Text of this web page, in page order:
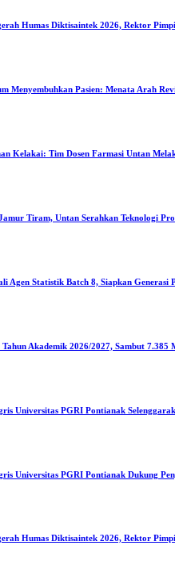
Humas Diktisaintek 2026, Rektor
Menyembuhkan Pasien: Menata Arah
Kelakai: Tim Dosen Farmasi Untan
Tiram, Untan Serahkan Teknologi
Agen Statistik Batch 8, Siapkan Generasi
Akademik 2026/2027, Sambut 7.385
Universitas PGRI Pontianak
Universitas PGRI Pontianak Dukung
Humas Diktisaintek 2026, Rektor